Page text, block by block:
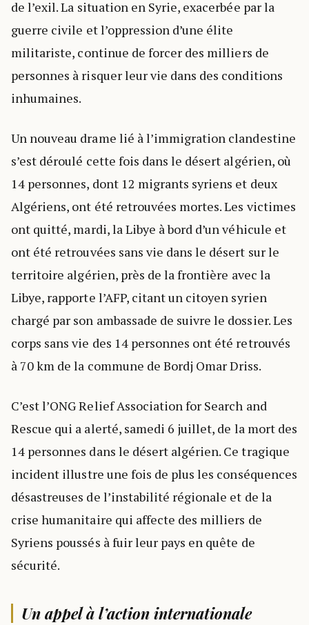
de l’exil. La situation en Syrie, exacerbée par la
guerre civile et l’oppression d’une élite
militariste, continue de forcer des milliers de
personnes à risquer leur vie dans des conditions
inhumaines.
Un nouveau drame lié à l’immigration clandestine
s’est déroulé cette fois dans le désert algérien, où
14 personnes, dont 12 migrants syriens et deux
Algériens, ont été retrouvées mortes. Les victimes
ont quitté, mardi, la Libye à bord d’un véhicule et
ont été retrouvées sans vie dans le désert sur le
territoire algérien, près de la frontière avec la
Libye, rapporte l’AFP, citant un citoyen syrien
chargé par son ambassade de suivre le dossier. Les
corps sans vie des 14 personnes ont été retrouvés
à 70 km de la commune de Bordj Omar Driss.
C’est l’ONG Relief Association for Search and
Rescue qui a alerté, samedi 6 juillet, de la mort des
14 personnes dans le désert algérien. Ce tragique
incident illustre une fois de plus les conséquences
désastreuses de l’instabilité régionale et de la
crise humanitaire qui affecte des milliers de
Syriens poussés à fuir leur pays en quête de
sécurité.
Un appel à l’action internationale